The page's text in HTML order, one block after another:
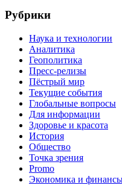
Рубрики
Наука и технологии
Аналитика
Геополитика
Пресс-релизы
Пёстрый мир
Текущие события
Глобальные вопросы
Для информации
Здоровье и красота
История
Общество
Точка зрения
Promo
Экономика и